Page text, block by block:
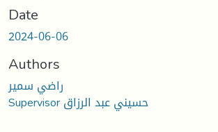
Date
2024-06-06
Authors
راضي سمير
Supervisor حسيني عبد الرزاق